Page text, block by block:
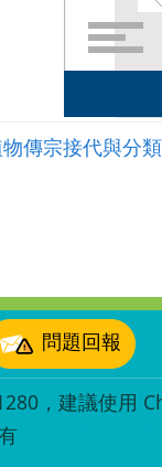
傳宗接代與分
問題回報
，建議使用